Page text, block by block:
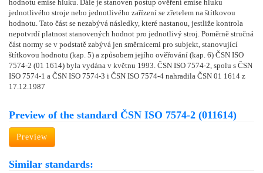
hodnotu emise hluku. Dále je stanoven postup ověření emise hluku
jednotlivého stroje nebo jednotlivého zařízení se zřetelem na štítkovou
hodnotu. Tato část se nezabývá následky, které nastanou, jestliže kontrola
nepotvrdí platnost stanovených hodnot pro jednotlivý stroj. Poměrně stručná
část normy se v podstatě zabývá jen směrnicemi pro subjekt, stanovující
štítkovou hodnotu (kap. 5) a způsobem jejího ověřování (kap. 6) ČSN ISO
7574-2 (01 1614) byla vydána v květnu 1993. ČSN ISO 7574-2, spolu s ČSN
ISO 7574-1 a ČSN ISO 7574-3 i ČSN ISO 7574-4 nahradila ČSN 01 1614 z
17.12.1987
Preview of the standard ČSN ISO 7574-2 (011614)
Preview
Similar standards: